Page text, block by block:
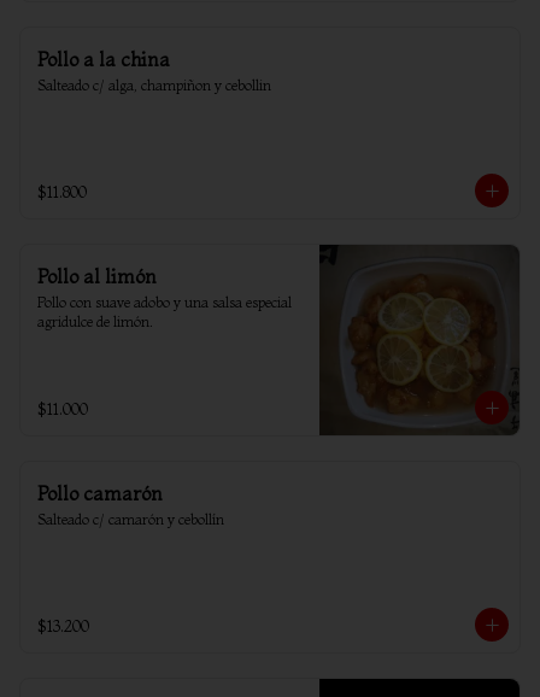
Pollo a la china
Salteado c/ alga, champiñon y cebollin
$11.800
Pollo al limón
Pollo con suave adobo y una salsa especial
agridulce de limón.
$11.000
Pollo camarón
Salteado c/ camarón y cebollín
$13.200